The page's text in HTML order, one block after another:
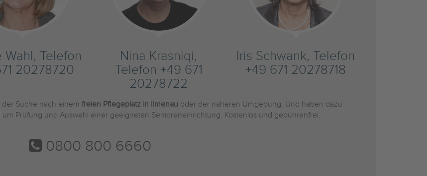
Wahl, Telefon
20278720
Nina Krasniqi,
Telefon +49 671
20278722
Iris Schwank, Telefon
+49 671 20278718
Suche nach einem freien Pflegeplatz in Ilmenau oder der näheren Umgebung. Und haben dazu
Prüfung und Auswahl einer geeigneten Senioreneinrichtung. Kostenlos und gebührenfrei.
0800 800 6660